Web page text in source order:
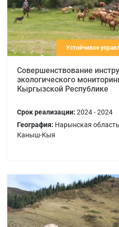
Устойчивое
Совершенствование
экологического
Кыргызской Республике
Срок реализации: 2024 - 2024
География: Нарынская
Каныш-Кыя